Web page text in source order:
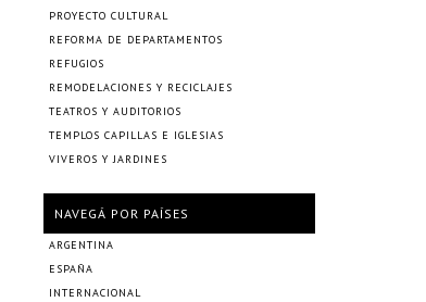
PROYECTO CULTURAL
REFORMA DE DEPARTAMENTOS
REFUGIOS
REMODELACIONES Y RECICLAJES
TEATROS Y AUDITORIOS
TEMPLOS CAPILLAS E IGLESIAS
VIVEROS Y JARDINES
NAVEGÁ POR PAÍSES
ARGENTINA
ESPAÑA
INTERNACIONAL